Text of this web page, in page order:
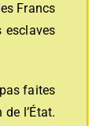
Francs
esclaves
faites
l’État.